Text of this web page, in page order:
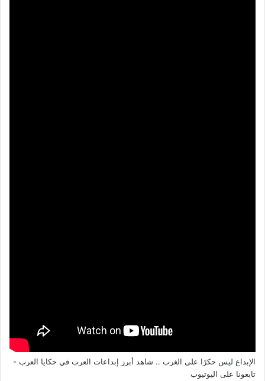
الإبداع ليس حكرًا على الغرب .. شاهد أبرز إبداعات العرب في حكايا العرب -
تابعونا على اليوتيوب